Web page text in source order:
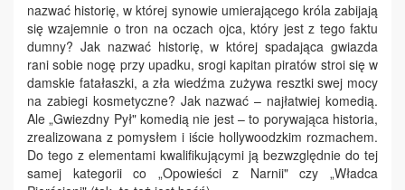
nazwać historię, w której synowie umierającego króla zabijają
się wzajemnie o tron na oczach ojca, który jest z tego faktu
dumny? Jak nazwać historię, w której spadająca gwiazda
rani sobie nogę przy upadku, srogi kapitan piratów stroi się w
damskie fatałaszki, a zła wiedźma zużywa resztki swej mocy
na zabiegi kosmetyczne? Jak nazwać – najłatwiej komedią.
Ale „Gwiezdny Pył" komedią nie jest – to porywająca historia,
zrealizowana z pomysłem i iście hollywoodzkim rozmachem.
Do tego z elementami kwalifikującymi ją bezwzględnie do tej
samej kategorii co „Opowieści z Narnii" czy „Władca